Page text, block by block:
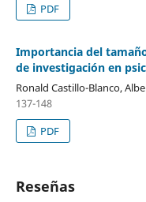
PDF
Importancia del
de investigación en
Ronald Castillo-Blanco,
137-148
PDF
Reseñas